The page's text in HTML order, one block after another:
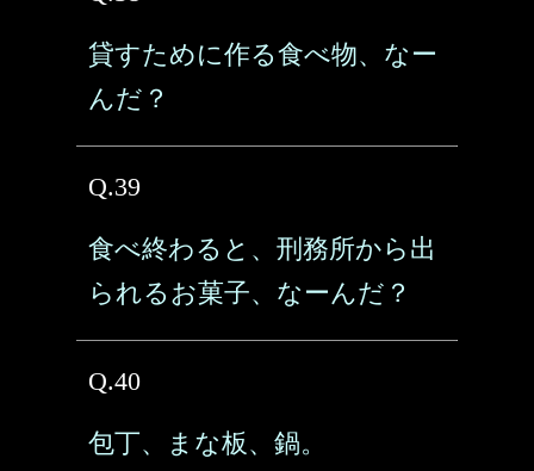
貸すために作る食べ物、なー
んだ？
Q.39
食べ終わると、刑務所から出
られるお菓子、なーんだ？
Q.40
包丁、まな板、鍋。